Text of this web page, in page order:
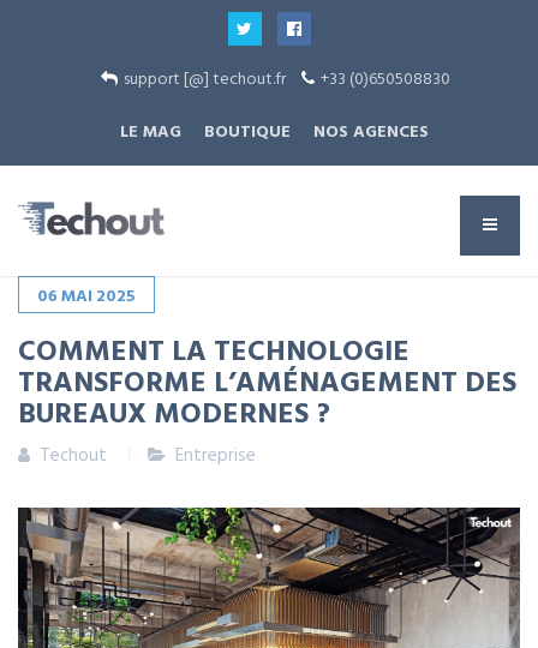
support [@] techout.fr
+33 (0)650508830
LE MAG
BOUTIQUE NOS AGENCES
06MAI 2025
COMMENT LA TECHNOLOGIE
TRANSFORME L’AMÉNAGEMENT DES
BUREAUX MODERNES ?
Techout Entreprise